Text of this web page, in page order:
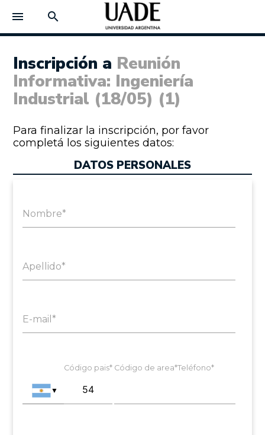
menu search
Inscripción a Reunión
Informativa: Ingeniería
Industrial (18/05) (1)
Para finalizar la inscripción, por favor
completá los siguientes datos:
DATOS PERSONALES
Nombre*
Apellido*
E-mail*
▼
Código pais* Código de area*Teléfono*